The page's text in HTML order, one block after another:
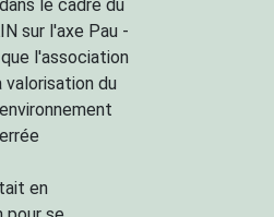
le cadre du
sur l'axe Pau -
l'association
valorisation du
en